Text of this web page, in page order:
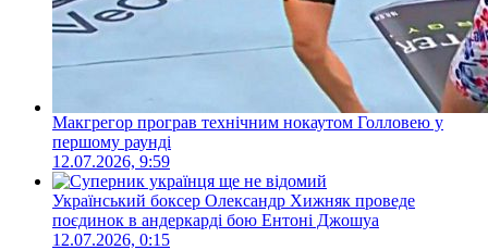
Макгрегор програв технічним нокаутом Голловею у
першому раунді
12.07.2026, 9:59
Український боксер Олександр Хижняк проведе
поєдинок в андеркарді бою Ентоні Джошуа
12.07.2026, 0:15